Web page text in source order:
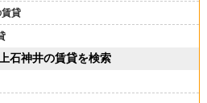
貸
石神井の賃貸を検索